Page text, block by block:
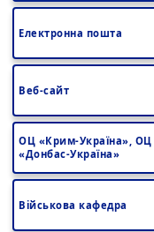
Електронна пошта
Веб-сайт
ОЦ «Крим-Україна», ОЦ
«Донбас-Україна»
Військова кафедра